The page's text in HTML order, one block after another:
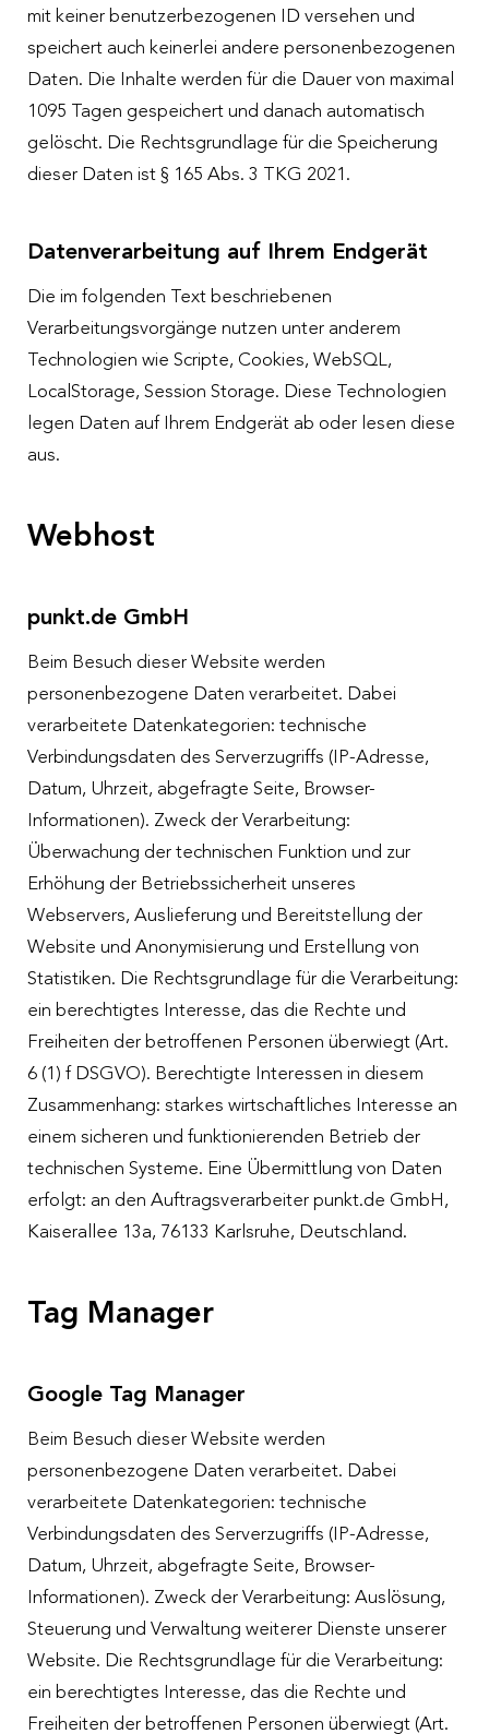
mit keiner benutzerbezogenen ID versehen und
speichert auch keinerlei andere personenbezogenen
Daten. Die Inhalte werden für die Dauer von maximal
1095 Tagen gespeichert und danach automatisch
gelöscht. Die Rechtsgrundlage für die Speicherung
dieser Daten ist § 165 Abs. 3 TKG 2021.
Datenverarbeitung auf Ihrem Endgerät
Die im folgenden Text beschriebenen
Verarbeitungsvorgänge nutzen unter anderem
Technologien wie Scripte, Cookies, WebSQL,
LocalStorage, Session Storage. Diese Technologien
legen Daten auf Ihrem Endgerät ab oder lesen diese
aus.
Webhost
punkt.de GmbH
Beim Besuch dieser Website werden
personenbezogene Daten verarbeitet. Dabei
verarbeitete Datenkategorien: technische
Verbindungsdaten des Serverzugriffs (IP-Adresse,
Datum, Uhrzeit, abgefragte Seite, Browser-
Informationen). Zweck der Verarbeitung:
Überwachung der technischen Funktion und zur
Erhöhung der Betriebssicherheit unseres
Webservers, Auslieferung und Bereitstellung der
Website und Anonymisierung und Erstellung von
Statistiken. Die Rechtsgrundlage für die Verarbeitung:
ein berechtigtes Interesse, das die Rechte und
Freiheiten der betroffenen Personen überwiegt (Art.
6 (1) f DSGVO). Berechtigte Interessen in diesem
Zusammenhang: starkes wirtschaftliches Interesse an
einem sicheren und funktionierenden Betrieb der
technischen Systeme. Eine Übermittlung von Daten
erfolgt: an den Auftragsverarbeiter punkt.de GmbH,
Kaiserallee 13a, 76133 Karlsruhe, Deutschland.
Tag Manager
Google Tag Manager
Beim Besuch dieser Website werden
personenbezogene Daten verarbeitet. Dabei
verarbeitete Datenkategorien: technische
Verbindungsdaten des Serverzugriffs (IP-Adresse,
Datum, Uhrzeit, abgefragte Seite, Browser-
Informationen). Zweck der Verarbeitung: Auslösung,
Steuerung und Verwaltung weiterer Dienste unserer
Website. Die Rechtsgrundlage für die Verarbeitung:
ein berechtigtes Interesse, das die Rechte und
Freiheiten der betroffenen Personen überwiegt (Art.